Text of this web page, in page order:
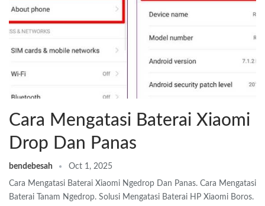
Cara Mengatasi Baterai Xiaomi
Drop Dan Panas
bendebesah Oct 1, 2025
Cara Mengatasi Baterai Xiaomi Ngedrop Dan Panas. Cara Mengatasi
Baterai Tanam Ngedrop. Solusi Mengatasi Baterai HP Xiaomi Boros.